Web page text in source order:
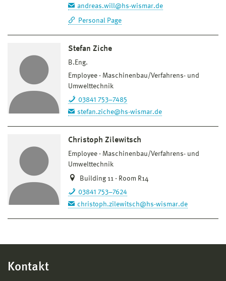
andreas.will@hs-wismar.de
Personal Page
Stefan Ziche
B.Eng.
Employee
Maschinenbau/Verfahrens- und
Umwelttechnik
03841 753–7485
stefan.ziche@hs-wismar.de
Christoph Zilewitsch
Employee
Maschinenbau/Verfahrens- und
Umwelttechnik
Building 11 · Room R14
03841 753–7624
christoph.zilewitsch@hs-wismar.de
Kontakt